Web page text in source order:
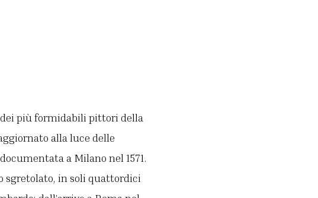
più formidabili pittori della
alla luce delle
a Milano nel 1571.
sgretolato, in soli quattordici